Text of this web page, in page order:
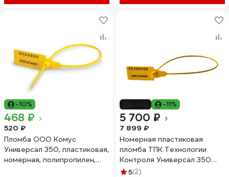
-10%
468 ₽
520 ₽
Пломба ООО Комус
Универсал 350, пластиковая,
номерная, полипропилен,
-11%
5 700 ₽
7 899 ₽
Номерная пластиковая
пломба ТПК Технологии
Контроля Универсал 350
(Цвет:желтый) 1000 шт
5(2)